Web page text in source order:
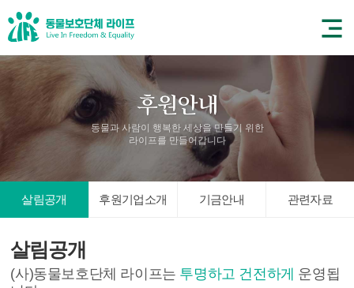
동물과 사람이 행복한 세상을 만들기 위한
라이프를 만들어갑니다
살림공개 후원기업소개 기금안내 관련자료
살림공개
(사)동물보호단체 라이프는 투명하고 건전하게 운영됩